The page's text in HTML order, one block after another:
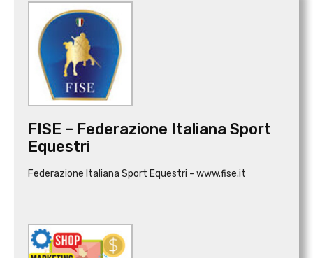
FISE – Federazione Italiana Sport
Equestri
Federazione Italiana Sport Equestri - www.fise.it